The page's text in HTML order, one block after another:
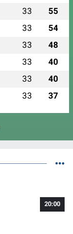
33 55
33 54
33 48
33 40
33 40
33 37
20:00